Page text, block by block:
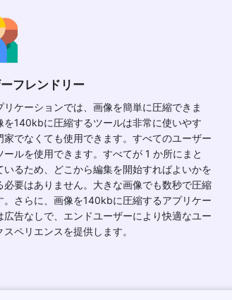
フレンドリー
リケーションでは、画像を簡単に圧縮できま
を140kbに圧縮するツールは非常に使いやす
家でなくても使用できます。すべてのユーザー
ールを使用できます。すべてが 1 か所にまと
いるため、どこから編集を開始すればよいかを
必要はありません。大きな画像でも数秒で圧縮
。さらに、画像を140kbに圧縮するアプリケー
広告なしで、エンドユーザーにより快適なユー
スペリエンスを提供します。